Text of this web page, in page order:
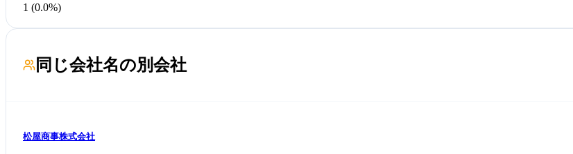
1 (0.0%)
同じ会社名の別会社
松屋商事株式会社